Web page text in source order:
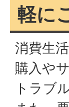
軽に
消費生
購入や
トラブ